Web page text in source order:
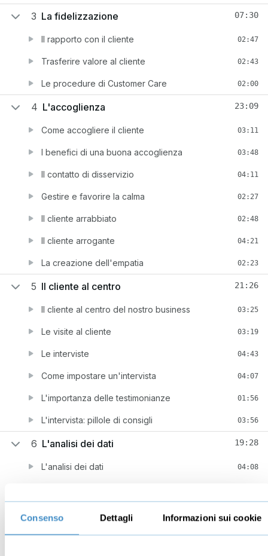
Consenso Dettagli Informazioni sui cookie
3 La fidelizzazione 07:30
Il rapporto con il cliente 02:47
Trasferire valore al cliente 02:43
Le procedure di Customer Care 02:00
4 L'accoglienza 23:09
Come accogliere il cliente 03:11
I benefici di una buona accoglienza 03:48
Il contatto di disservizio 04:11
Gestire e favorire la calma 02:27
Il cliente arrabbiato 02:48
Il cliente arrogante 04:21
La creazione dell'empatia 02:23
5 Il cliente al centro 21:26
Il cliente al centro del nostro business 03:25
Le visite al cliente 03:19
Le interviste 04:43
Come impostare un'intervista 04:07
L'importanza delle testimonianze 01:56
L'intervista: pillole di consigli 03:56
6 L'analisi dei dati 19:28
L'analisi dei dati 04:08
I concetti chiave del Customer Care 09:36